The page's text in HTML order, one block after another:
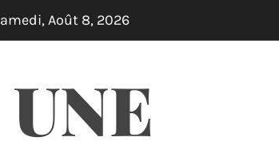
jours Les missions essentielles et les
Août 8, 2026